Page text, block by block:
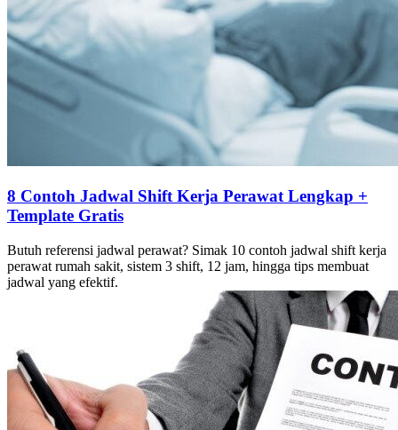
8 Contoh Jadwal Shift Kerja Perawat Lengkap +
Template Gratis
Butuh referensi jadwal perawat? Simak 10 contoh jadwal shift kerja
perawat rumah sakit, sistem 3 shift, 12 jam, hingga tips membuat
jadwal yang efektif.